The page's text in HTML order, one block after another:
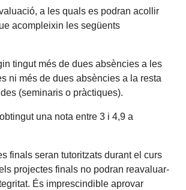
a les quals es podran acollir
acompleixin les següents
tingut més de dues absències a les
ni més de dues absències a la resta
(seminaris o pràctiques).
una nota entre 3 i 4,9 a
seran tutoritzats durant el curs
projectes finals no podran reavaluar-
És imprescindible aprovar